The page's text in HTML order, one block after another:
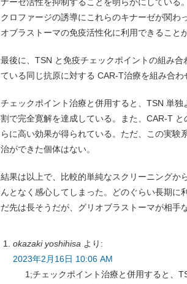
クロファージの誘導にこれらのキナーゼが関わ
オブラストーマの免疫活性化に利用できること
最後に、TSN と免疫チェックポイントの組み
ている同じ抗原に対する CAR-T治療を組み合わ
チェックポイント治療と併用すると、TSN 単
割で完全寛解を達成している。また、CAR-T
らに高い効果が得られている。ただ、この実
治ができた個体はない。
結果は以上で、比較的単純なスクリーニングか
んとなく感心してしまった。どのぐらい長期に
だ先は長そうだが、グリオブラストーマが相手
okazaki yoshihisa より:
2023年2月16日 10:06 AM
1;チェックポイント治療と併用すると、